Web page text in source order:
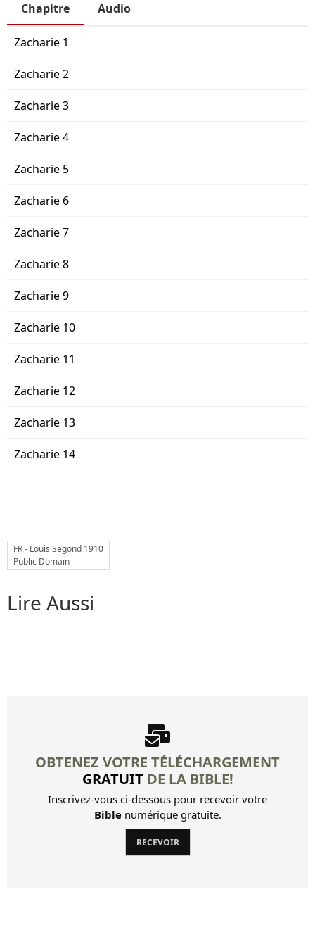
Chapitre Audio
Zacharie 1
Zacharie 2
Zacharie 3
Zacharie 4
Zacharie 5
Zacharie 6
Zacharie 7
Zacharie 8
Zacharie 9
Zacharie 10
Zacharie 11
Zacharie 12
Zacharie 13
Zacharie 14
FR - Louis Segond 1910
Public Domain
Lire Aussi
OBTENEZ VOTRE TÉLÉCHARGEMENT
GRATUITDE LA BIBLE!
Inscrivez-vous ci-dessous pour recevoir votre
Biblenumérique gratuite.
RECEVOIR